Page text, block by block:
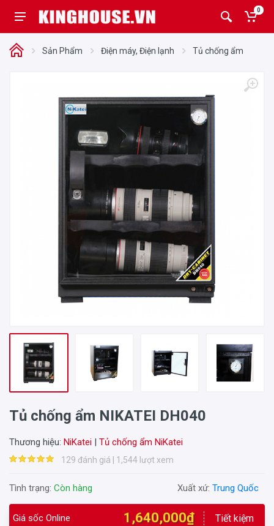
0
Sản Phẩm Điện máy, Điện lạnh Tủ chống ẩm
Tủ chống ẩm NIKATEI DH040
Thương hiệu: NiKatei | Tủ chống ẩm NiKatei
129 đánh giá | 1,544 lượt xem
Tình trạng: Còn hàng Xuất xứ: Trung Quốc
Giá sốc Online 1,640,000₫
Tiết kiệm